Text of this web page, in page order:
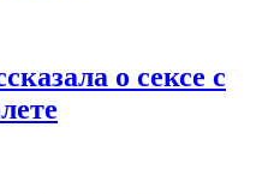
о сексе с